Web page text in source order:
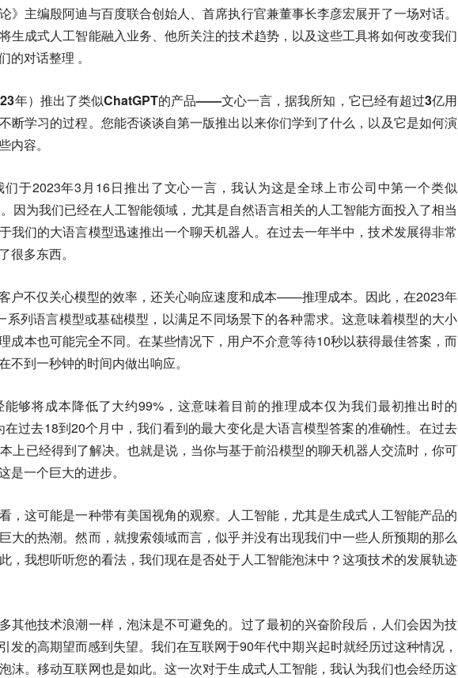
》主编殷阿迪与百度联合创始人、首席执行官兼董事长李彦宏展开了一场对话。
生成式人工智能融入业务、他所关注的技术趋势，以及这些工具将如何改变我们
的对话整理 。
年）推出了类似ChatGPT的产品——文心一言，据我所知，它已经有超过3亿用
断学习的过程。您能否谈谈自第一版推出以来你们学到了什么，以及它是如何演
内容。
们于2023年3月16日推出了文心一言，我认为这是全球上市公司中第一个类似
因为我们已经在人工智能领域，尤其是自然语言相关的人工智能方面投入了相当
我们的大语言模型迅速推出一个聊天机器人。在过去一年半中，技术发展得非常
很多东西。
户不仅关心模型的效率，还关心响应速度和成本——推理成本。因此，在2023年
系列语言模型或基础模型，以满足不同场景下的各种需求。这意味着模型的大小
成本也可能完全不同。在某些情况下，用户不介意等待10秒以获得最佳答案，而
不到一秒钟的时间内做出响应。
够将成本降低了大约99%，这意味着目前的推理成本仅为我们最初推出时的
在过去18到20个月中，我们看到的最大变化是大语言模型答案的准确性。在过去
上已经得到了解决。也就是说，当你与基于前沿模型的聊天机器人交流时，你可
是一个巨大的进步。
，这可能是一种带有美国视角的观察。人工智能，尤其是生成式人工智能产品的
大的热潮。然而，就搜索领域而言，似乎并没有出现我们中一些人所预期的那么
，我想听听您的看法，我们现在是否处于人工智能泡沫中？这项技术的发展轨迹
其他技术浪潮一样，泡沫是不可避免的。过了最初的兴奋阶段后，人们会因为技
发的高期望而感到失望。我们在互联网于90年代中期兴起时就经历过这种情况，
沫。移动互联网也是如此。这一次对于生成式人工智能，我认为我们也会经历这